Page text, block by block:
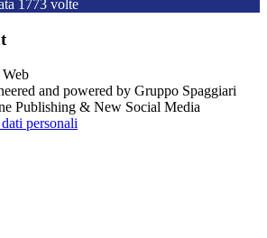
1773 volte
and powered by Gruppo Spaggiari
Publishing & New Social Media
personali